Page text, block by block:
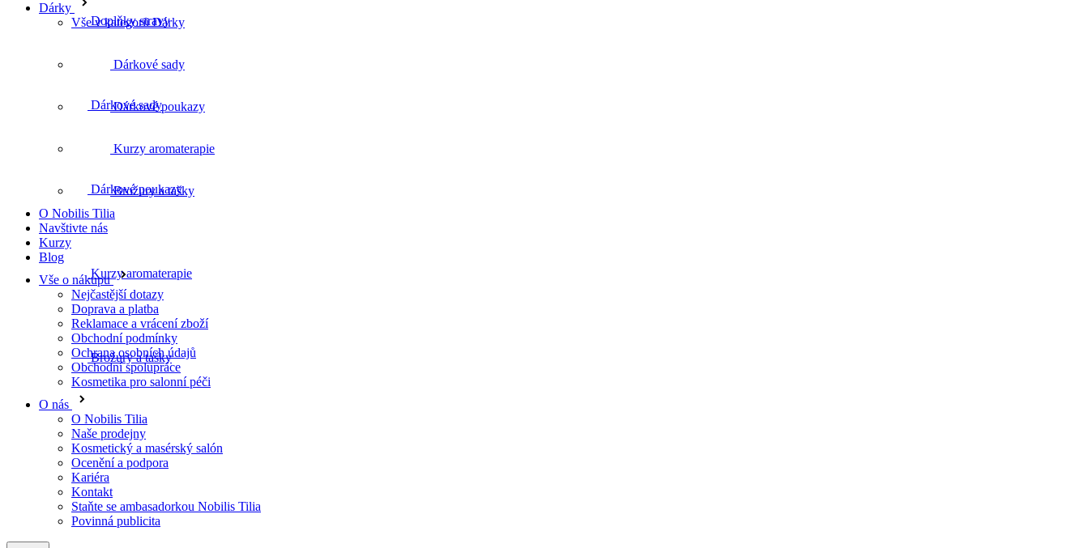
Doplňky stravy
Dárkové sady
Dárkové poukazy
Kurzy aromaterapie
Brožury a tašky
Dárky
Vše v kategorii Dárky
Dárkové sady
Dárkové poukazy
Kurzy aromaterapie
Brožury a tašky
O Nobilis Tilia
Navštivte nás
Kurzy
Blog
Vše o nákupu
Nejčastější dotazy
Doprava a platba
Reklamace a vrácení zboží
Obchodní podmínky
Ochrana osobních údajů
Obchodní spolupráce
Kosmetika pro salonní péči
O nás
O Nobilis Tilia
Naše prodejny
Kosmetický a masérský salón
Ocenění a podpora
Kariéra
Kontakt
Staňte se ambasadorkou Nobilis Tilia
Povinná publicita